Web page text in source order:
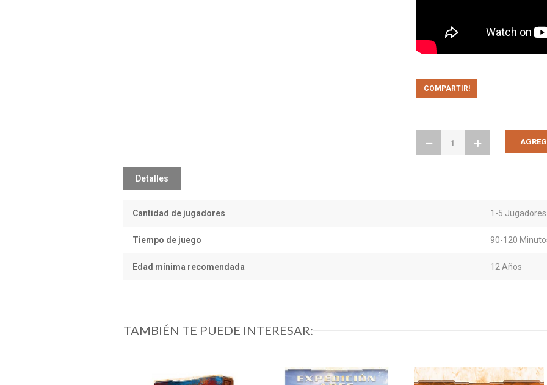
COMPARTIR!
Detalles
Cantidad de jugadores 1-5 Jugadores
Tiempo de juego 90-120
Edad mínima recomendada 12 Años
TAMBIÉN TE PUEDE INTERESAR: